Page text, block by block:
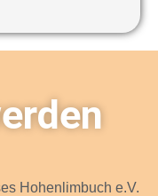
Hohenlimbuch e.V.